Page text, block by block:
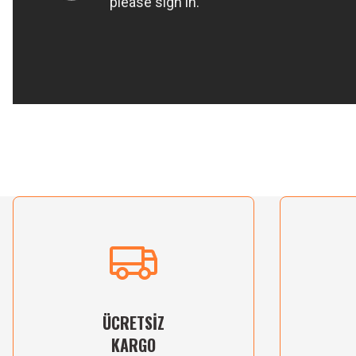
Ürün bilgilerinde hatalar bulunuyor.
ÜCRETSİZ
KARGO